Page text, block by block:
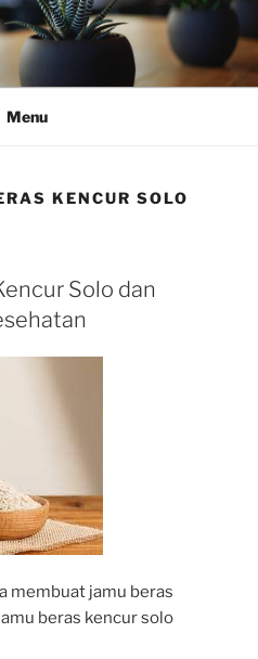
Menu
KENCUR SOLO
Solo dan
membuat jamu beras
beras kencur solo